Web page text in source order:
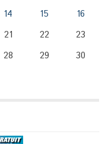
14 15
16
21 22
23
28 29
30